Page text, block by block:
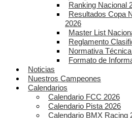
Ranking Nacional
Resultados Copa
2026
Master List
Reglamento
Normativa
Formato de
Noticias
Nuestros Campeones
Calendarios
Calendario FCC 2026
Calendario Pista 2026
Calendario BMX Racing